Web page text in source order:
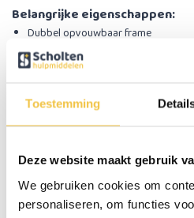
Toestemming
Deze website maakt gebruik
We gebruiken cookies om
personaliseren, om functies
Belangrijke eigenschappen:
Dubbel opvouwbaar frame
Voorzien van stokhouder
Voorzien van kleine tas. Optioneel
​Voorzien van handremmen met
Specificaties
Gewicht totaal